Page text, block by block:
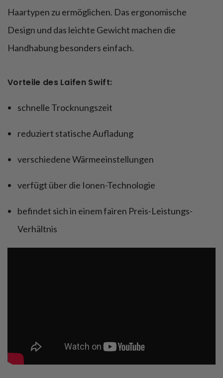
Haartypen zu ermöglichen. Das ergonomische
Design und das leichte Gewicht machen die
Handhabung besonders einfach.
Vorteile des Laifen Swift:
schnelle Trocknungszeit
reduziert statische Aufladung
verschiedene Wärmeeinstellungen
verfügt über die Ionen-Technologie
befindet sich in einem fairen Preis-Leistungs-
Verhältnis